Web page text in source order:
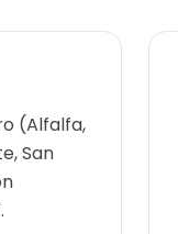
(Alfalfa,
San